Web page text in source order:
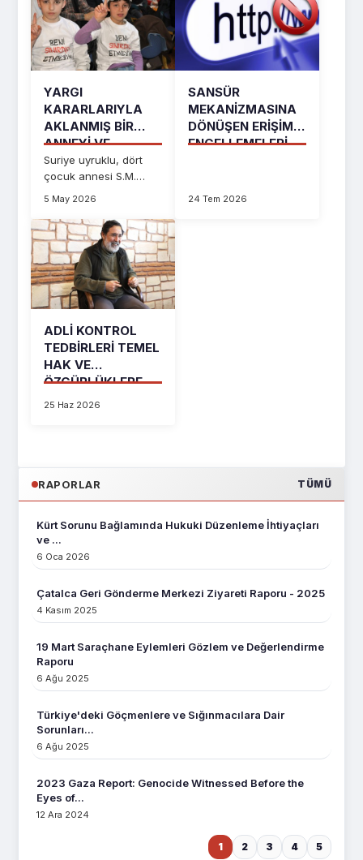
YARGI
KARARLARIYLA
AKLANMIŞ BIR
ANNEYI VE
ÇOCUKLARINI T...
Suriye uyruklu, dört
çocuk annesi S.M.
5 May 2026
SANSÜR
MEKANIZMASINA
DÖNÜŞEN ERIŞIM
ENGELLEMELERI
24 Tem 2026
ADLI KONTROL
TEDBIRLERI TEMEL
HAK VE
ÖZGÜRLÜKLERE
MÜDAH...
25 Haz 2026
RAPORLAR TÜMÜ
Kürt Sorunu Bağlamında Hukuki Düzenleme İhtiyaçları
ve ...
6 Oca 2026
Çatalca Geri Gönderme Merkezi Ziyareti Raporu - 2025
4 Kasım 2025
19 Mart Saraçhane Eylemleri Gözlem ve Değerlendirme
Raporu
6 Ağu 2025
Türkiye'deki Göçmenlere ve Sığınmacılara Dair
Sorunları...
6 Ağu 2025
2023 Gaza Report: Genocide Witnessed Before the
Eyes of...
12 Ara 2024
1 2 3 4 5